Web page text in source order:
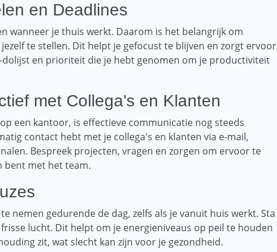
en Deadlines
wanneer je thuis werkt. Daarom is het belangrijk om
te stellen. Dit helpt je gefocust te blijven en zorgt ervoor
dolijst en prioriteit die je hebt genomen om je productiviteit
met Collega's en Klanten
een kantoor, is effectieve communicatie nog steeds
contact hebt met je collega's en klanten via e-mail,
Bespreek projecten, vragen en zorgen om ervoor te
bent met het team.
nemen gedurende de dag, zelfs als je vanuit huis werkt. Sta
lucht. Dit helpt om je energieniveaus op peil te houden
zit, wat slecht kan zijn voor je gezondheid.